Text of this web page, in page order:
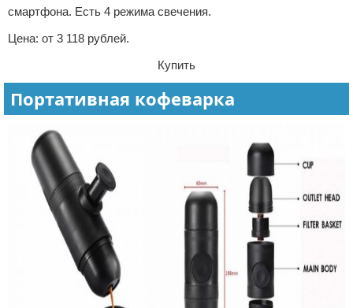
смартфона. Есть 4 режима свечения.
Цена: от 3 118 рублей.
Купить
Портативная кофеварка